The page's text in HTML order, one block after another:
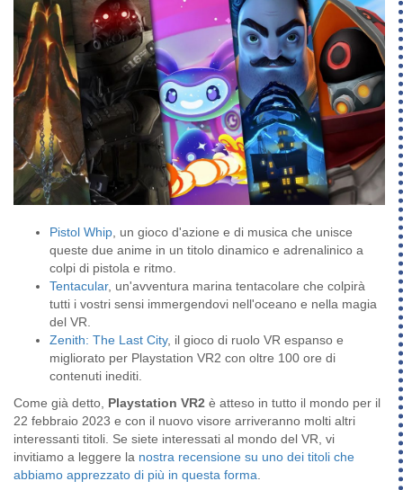
Pistol Whip , un gioco d'azione e di musica che unisce
queste due anime in un titolo dinamico e adrenalinico a
colpi di pistola e ritmo.
Tentacular, un'avventura marina tentacolare che colpirà
tutti i vostri sensi immergendovi nell'oceano e nella magia
del VR.
Zenith: The Last City, il gioco di ruolo VR espanso e
migliorato per Playstation VR2 con oltre 100 ore di
contenuti inediti.
Come già detto, Playstation VR2 è atteso in tutto il mondo per il
22 febbraio 2023 e con il nuovo visore arriveranno molti altri
interessanti titoli. Se siete interessati al mondo del VR, vi
invitiamo a leggere la nostra recensione su uno dei titoli che
abbiamo apprezzato di più in questa forma